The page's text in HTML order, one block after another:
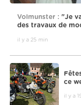
Volmunster : "Je
des travaux de
il y a 25 min
ce
il y a